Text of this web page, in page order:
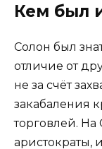
Кем был
Солон был
отличие от
не за счёт
закабаления
торговлей.
аристократы,